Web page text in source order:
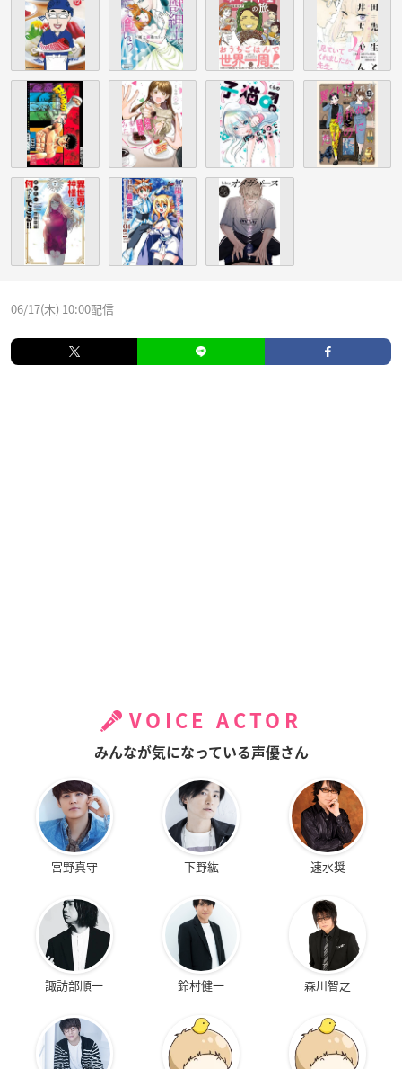
06/17(木) 10:00配信
VOICE ACTOR
みんなが気になっている声優さん
宮野真守 下野紘 速水奨
諏訪部順一 鈴村健一 森川智之